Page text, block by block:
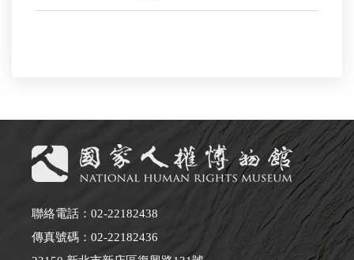
聯絡電話：02-22182438
傳真號碼：02-22182436